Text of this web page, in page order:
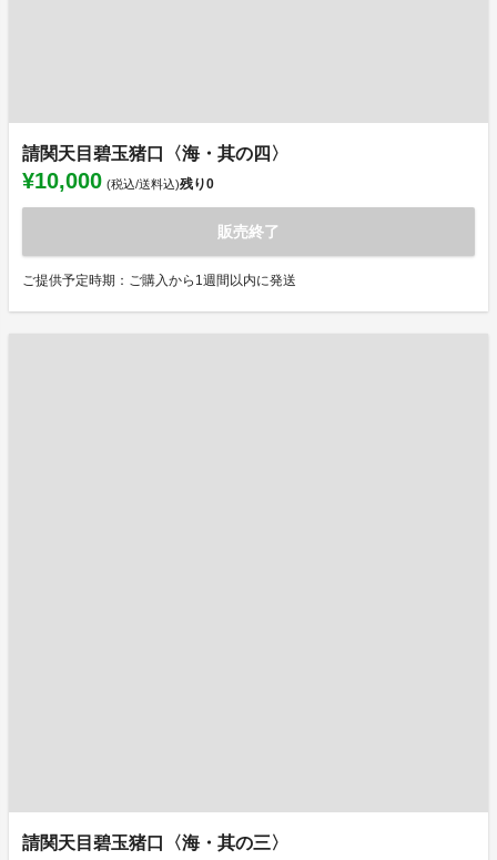
請関天目碧玉猪口〈海・其の四〉
¥10,000 (税込/送料込)残り0
販売終了
ご提供予定時期：ご購入から1週間以内に発送
請関天目碧玉猪口〈海・其の三〉